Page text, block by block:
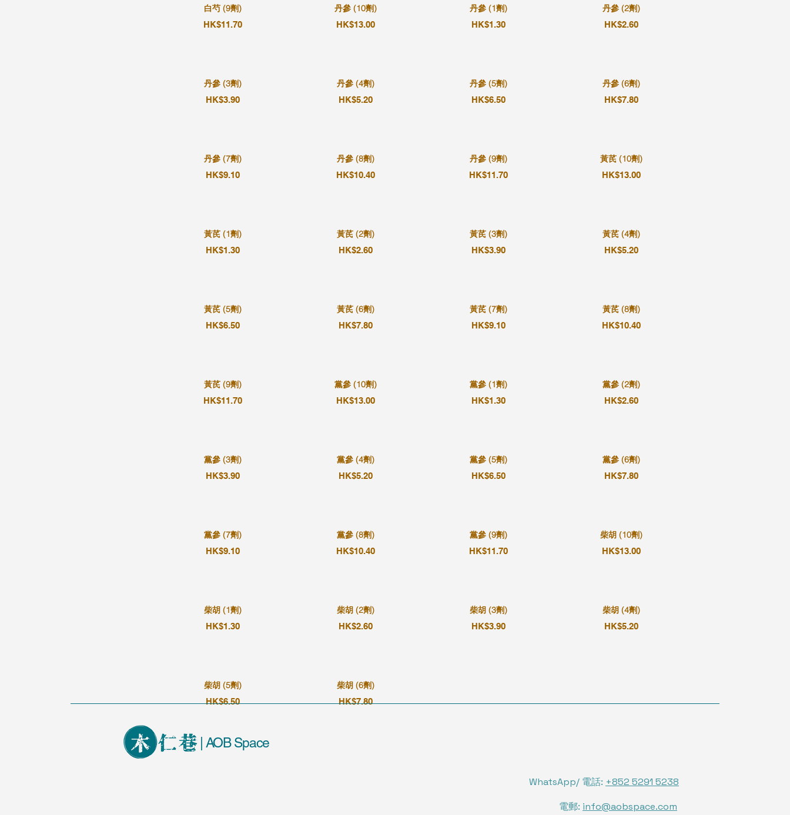
白芍 (9劑)
HK$11.70
丹參 (3劑)
HK$3.90
丹參 (7劑)
HK$9.10
黃芪 (1劑)
HK$1.30
黃芪 (5劑)
HK$6.50
黃芪 (9劑)
HK$11.70
黨參 (3劑)
HK$3.90
黨參 (7劑)
HK$9.10
柴胡 (1劑)
HK$1.30
柴胡 (5劑)
HK$6.50
丹參 (10劑)
HK$13.00
丹參 (4劑)
HK$5.20
丹參 (8劑)
HK$10.40
黃芪 (2劑)
HK$2.60
黃芪 (6劑)
HK$7.80
黨參 (10劑)
HK$13.00
黨參 (4劑)
HK$5.20
黨參 (8劑)
HK$10.40
柴胡 (2劑)
HK$2.60
柴胡 (6劑)
HK$7.80
丹參 (1劑)
HK$1.30
丹參 (5劑)
HK$6.50
丹參 (9劑)
HK$11.70
黃芪 (3劑)
HK$3.90
黃芪 (7劑)
HK$9.10
黨參 (1劑)
HK$1.30
黨參 (5劑)
HK$6.50
黨參 (9劑)
HK$11.70
柴胡 (3劑)
HK$3.90
丹參 (2劑)
HK$2.60
丹參 (6劑)
HK$7.80
黃芪 (10劑)
HK$13.00
黃芪 (4劑)
HK$5.20
黃芪 (8劑)
HK$10.40
黨參 (2劑)
HK$2.60
黨參 (6劑)
HK$7.80
柴胡 (10劑)
HK$13.00
柴胡 (4劑)
HK$5.20
| AOB Space
WhatsApp/ 電話: +852 5291 5238
電郵: info@aobspace.com